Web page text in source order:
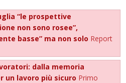
“le prospettive
non sono rosee”,
basse” ma non solo Report
dalla memoria
un lavoro più sicuro Primo